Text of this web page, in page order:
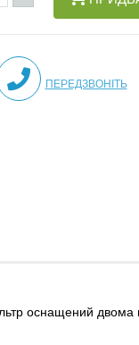
ПЕРЕДЗВОНІТЬ
оснащений